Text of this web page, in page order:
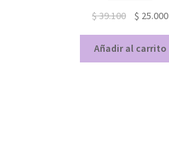
$39.100 $ 25.000
Añadir al carrito